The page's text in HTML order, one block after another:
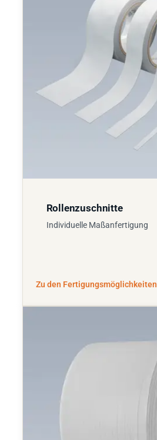
Rollenzuschnitte
Individuelle Maßanfertigung
Zu den Fertigungsmöglichkeiten